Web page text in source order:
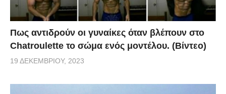
Πως αντιδρούν οι γυναίκες όταν βλέπουν στο
Chatroulette το σώμα ενός μοντέλου. (Βίντεο)
19 ΔΕΚΕΜΒΡΊΟΥ, 2023